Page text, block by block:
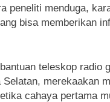
peneliti menduga,
bisa memberikan
teleskop radio
merekaakan
cahaya pertama